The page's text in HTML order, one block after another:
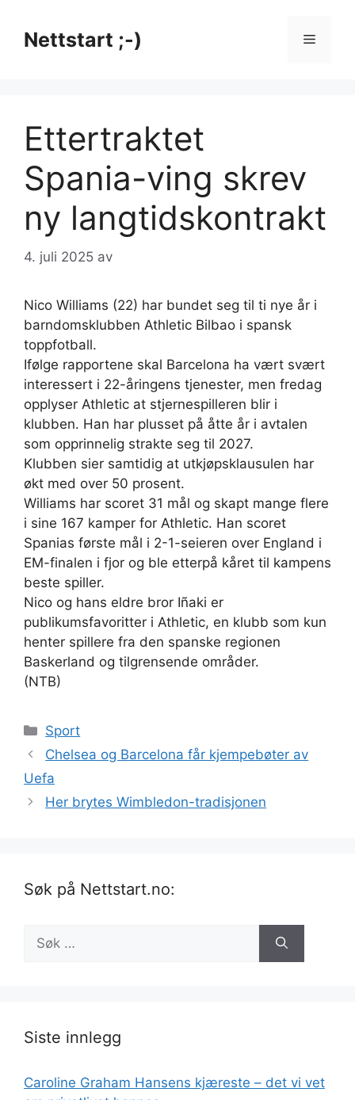
innholdNettstart ;-) Meny
Ettertraktet
Spania-ving skrev
ny langtidskontrakt
4. juli 2025 av
Nico Williams (22) har bundet seg til ti nye år i
barndomsklubben Athletic Bilbao i spansk
toppfotball.
Ifølge rapportene skal Barcelona ha vært svært
interessert i 22-åringens tjenester, men fredag
opplyser Athletic at stjernespilleren blir i
klubben. Han har plusset på åtte år i avtalen
som opprinnelig strakte seg til 2027.
Klubben sier samtidig at utkjøpsklausulen har
økt med over 50 prosent.
Williams har scoret 31 mål og skapt mange flere
i sine 167 kamper for Athletic. Han scoret
Spanias første mål i 2-1-seieren over England i
EM-finalen i fjor og ble etterpå kåret til kampens
beste spiller.
Nico og hans eldre bror Iñaki er
publikumsfavoritter i Athletic, en klubb som kun
henter spillere fra den spanske regionen
Baskerland og tilgrensende områder.
(NTB)
Kategorier
Sport
Chelsea og Barcelona får kjempebøter av
Uefa
Her brytes Wimbledon-tradisjonen
Søk på Nettstart.no:
etter:
Siste innlegg
Caroline Graham Hansens kjæreste – det vi vet